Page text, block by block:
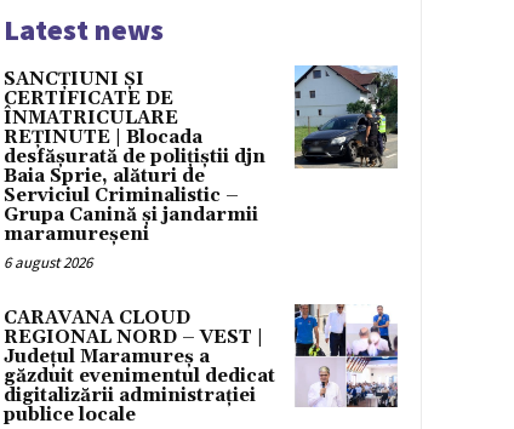
Latest news
SANCȚIUNI ȘI
CERTIFICATE DE
ÎNMATRICULARE
REȚINUTE | Blocada
desfășurată de polițiștii djn
Baia Sprie, alături de
Serviciul Criminalistic –
Grupa Canină și jandarmii
maramureșeni
6 august 2026
CARAVANA CLOUD
REGIONAL NORD – VEST |
Județul Maramureș a
găzduit evenimentul dedicat
digitalizării administrației
publice locale